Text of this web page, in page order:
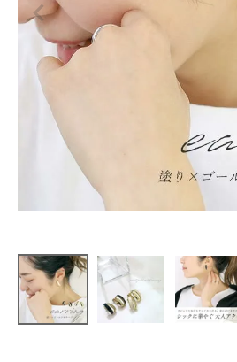
ログイン
ドモチーフイ
可/ma】